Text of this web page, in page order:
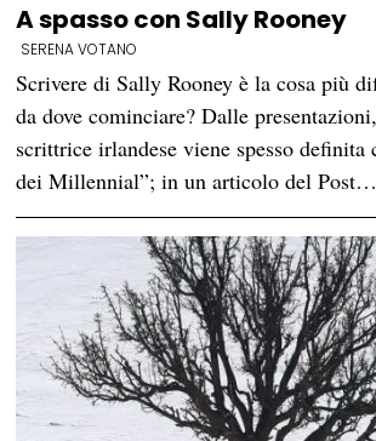
A spasso con Sally Rooney
SERENA VOTANO
Scrivere di Sally Rooney è la cosa più
da dove cominciare? Dalle
scrittrice irlandese viene spesso definita
dei Millennial”; in un articolo del Post…